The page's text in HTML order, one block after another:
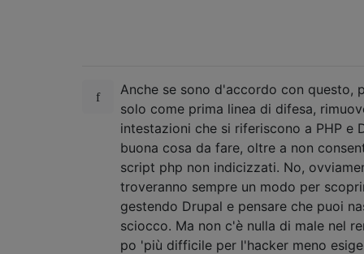
Anche se sono d'accordo con questo,
solo come prima linea di difesa,
intestazioni che si riferiscono a PHP e
buona cosa da fare, oltre a non
script php non indicizzati. No,
troveranno sempre un modo per
gestendo Drupal e pensare che puoi
sciocco. Ma non c'è nulla di male nel
po 'più difficile per l'hacker meno